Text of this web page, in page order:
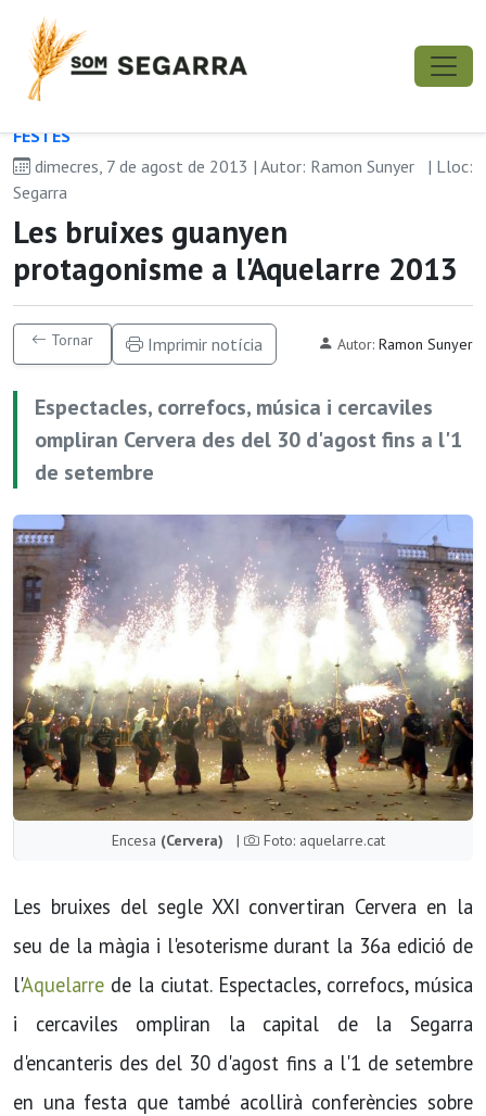
FESTES
dimecres, 7 de agost de 2013 | Autor: Ramon Sunyer
| Lloc:
Segarra
Les bruixes guanyen
protagonisme a l'Aquelarre 2013
Tornar Imprimir notícia Autor: Ramon Sunyer
Espectacles, correfocs, música i cercaviles
ompliran Cervera des del 30 d'agost fins a l'1
de setembre
Encesa (Cervera) | Foto: aquelarre.cat
Les bruixes del segle XXI convertiran Cervera en la
seu de la màgia i l'esoterisme durant la 36a edició de
l'Aquelarre de la ciutat. Espectacles, correfocs, música
i cercaviles ompliran la capital de la Segarra
d'encanteris des del 30 d'agost fins a l'1 de setembre
en una festa que també acollirà conferències sobre